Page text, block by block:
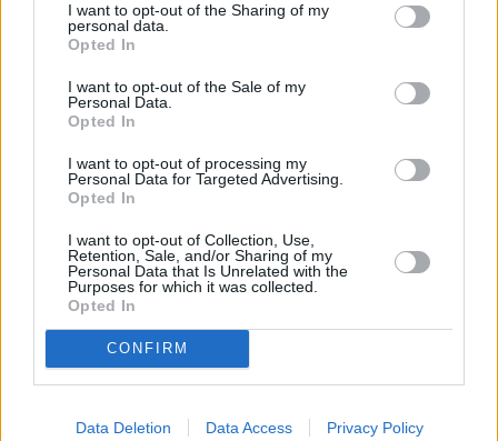
I want to opt-out of the Sharing of my
personal data.
Opted In
I want to opt-out of the Sale of my
Personal Data.
Opted In
I want to opt-out of processing my
Personal Data for Targeted Advertising.
Opted In
I want to opt-out of Collection, Use,
Retention, Sale, and/or Sharing of my
Personal Data that Is Unrelated with the
Purposes for which it was collected.
Opted In
CONFIRM
Data Deletion Data Access Privacy Policy
⦁ zaostrzenie chorób metabolicznych;
⦁ powikłania neurologiczne: choroby naczyniowe
mózgu + wylewy podpajęczynówkowe, nasilenie
częstości napadów padaczkowych (w przypadku
epileptyków), śpiączkowe zapalenie mózgu, zaś u
osób cierpiących na problemy psychiczne m.in. ostre
psychozy, halucynacje wzrokowe lub słuchowe, a
nawet schizofrenia.